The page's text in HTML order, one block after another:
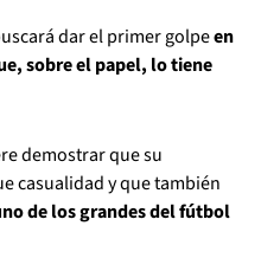
dar el primer golpeen
sobre el papel, lo tiene
demostrar que su
casualidad y que también
de los grandes del fútbol